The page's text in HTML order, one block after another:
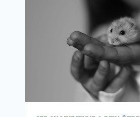
COMPLET
POUR
BIEN
CHOISIR